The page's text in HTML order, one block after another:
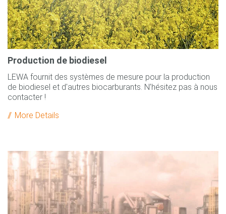
Production de biodiesel
LEWA fournit des systèmes de mesure pour la production
de biodiesel et d'autres biocarburants. N’hésitez pas à nous
contacter !
More Details